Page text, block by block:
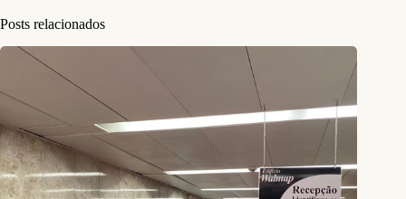
Posts relacionados